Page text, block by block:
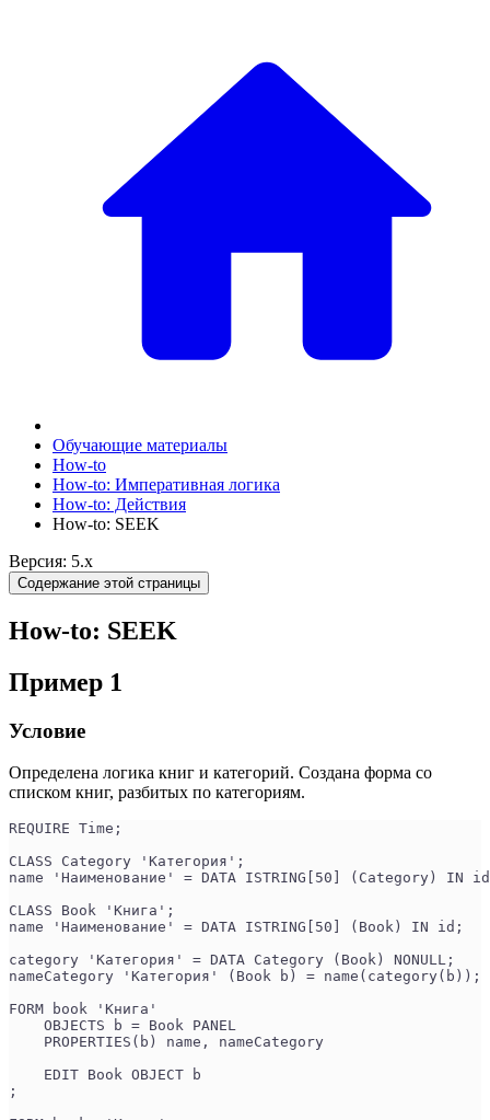
Обучающие материалы
How-to
How-to: Императивная логика
How-to: Действия
How-to: SEEK
Версия: 5.x
Содержание этой страницы
How-to: SEEK
Пример 1
Условие
Определена логика книг и категорий. Создана форма со
списком книг, разбитых по категориям.
REQUIRE Time;
CLASS Category 'Категория';
name 'Наименование' = DATA ISTRING[50] (Category) IN
CLASS Book 'Книга';
name 'Наименование' = DATA ISTRING[50] (Book) IN id;
category 'Категория' = DATA Category (Book) NONULL;
nameCategory 'Категория' (Book b) = name(category(b));
FORM book 'Книга'
    OBJECTS b = Book PANEL
    PROPERTIES(b) name, nameCategory
    EDIT Book OBJECT b
;